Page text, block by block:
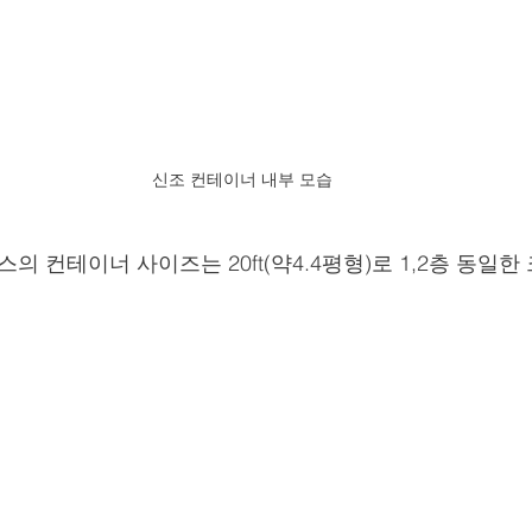
신조 컨테이너 내부 모습
의 컨테이너 사이즈는 20ft(약4.4평형)로 1,2층 동일한